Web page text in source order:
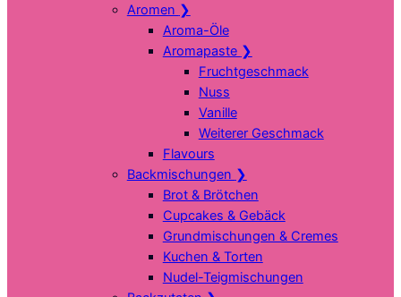
Aromen ❯
Aroma-Öle
Aromapaste ❯
Fruchtgeschmack
Nuss
Vanille
Weiterer Geschmack
Flavours
Backmischungen ❯
Brot & Brötchen
Cupcakes & Gebäck
Grundmischungen & Cremes
Kuchen & Torten
Nudel-Teigmischungen